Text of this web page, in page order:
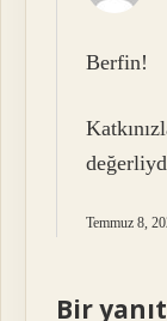
Berfin!
Temmuz 8,
Bir